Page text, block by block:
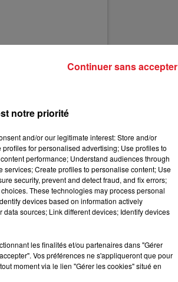
SUZANNE
heureuse ?
notre priorité
and/or our legitimate interest: Store and/or
for personalised advertising; Use profiles to
performance; Understand audiences through
Create profiles to personalise content; Use
security, prevent and detect fraud, and fix errors;
These technologies may process personal
devices based on information actively
sources; Link different devices; Identify devices
les finalités et/ou partenaires dans "Gérer
Vos préférences ne s'appliqueront que pour
moment via le lien "Gérer les cookies" situé en
Continuer sans accepter